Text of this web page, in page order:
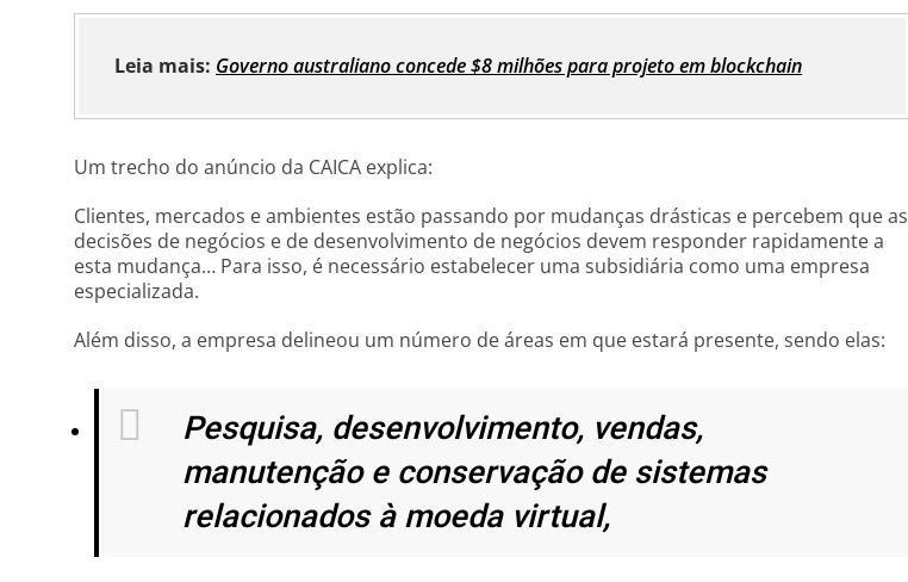
Leia mais: Governo australiano concede $8 milhões para projeto em blockchain
Um trecho do anúncio da CAICA explica:
Clientes, mercados e ambientes estão passando por mudanças drásticas e percebem que as
decisões de negócios e de desenvolvimento de negócios devem responder rapidamente a
esta mudança… Para isso, é necessário estabelecer uma subsidiária como uma empresa
especializada.
Além disso, a empresa delineou um número de áreas em que estará presente, sendo elas:
Pesquisa, desenvolvimento, vendas,
manutenção e conservação de sistemas
relacionados à moeda virtual,